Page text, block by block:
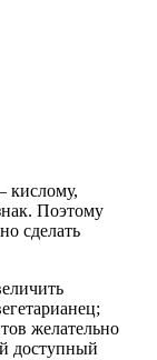
кислому,
Поэтому
сделать
желательно
доступный